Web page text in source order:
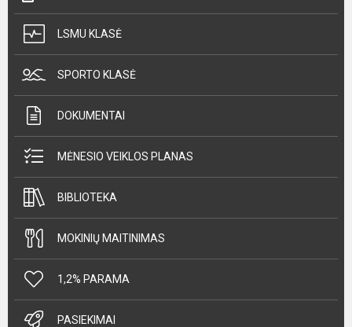
LSMU KLASĖ
SPORTO KLASĖ
DOKUMENTAI
MĖNESIO VEIKLOS PLANAS
BIBLIOTEKA
MOKINIŲ MAITINIMAS
1,2% PARAMA
PASIEKIMAI